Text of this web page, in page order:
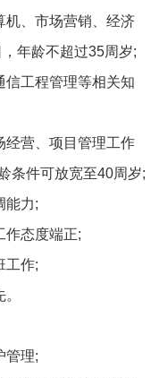
机、市场营销、经济
年龄不超过35周岁;
信工程管理等相关知
经营、项目管理工作
条件可放宽至40周岁;
能力;
作态度端正;
工作;
管理;